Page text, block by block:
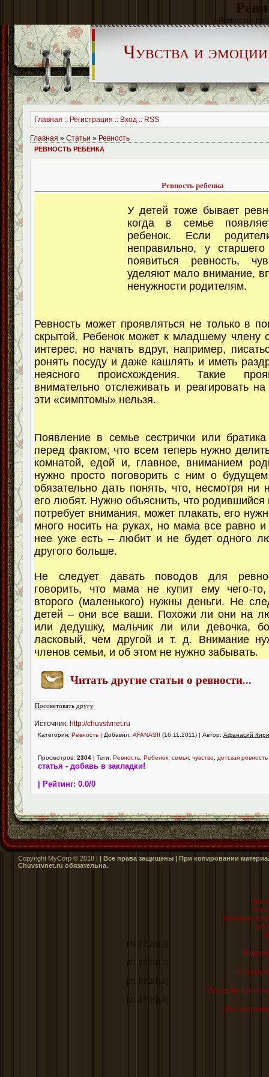
- Ревность -
Чувства и эмоции
Главная :: Регистрация :: Вход :: RSS
Главная » Статьи » Ревность
РЕВНОСТЬ РЕБЕНКА
Ревность ребенка
У детей тоже бывает
когда в семье
ребенок. Если
неправильно, у
появиться ревность,
уделяют мало внимание,
ненужности родителям.
Ревность может проявляться не только в
скрытой. Ребенок может к младшему члену
интерес, но начать вдруг, например,
ронять посуду и даже кашлять и иметь
неясного происхождения. Такие
внимательно отслеживать и реагировать
эти «симптомы» нельзя.
Появление в семье сестрички или братика
перед фактом, что всем теперь нужно
комнатой, едой и, главное, вниманием
нужно просто поговорить с ним о
обязательно дать понять, что, несмотря ни
его любят. Нужно объяснить, что
потребует внимания, может плакать, его
много носить на руках, но мама все равно
нее уже есть – любит и не будет одного
другого больше.
Не следует давать поводов для
говорить, что мама не купит ему чего-
второго (маленького) нужны деньги. Не
детей – они все ваши. Похожи ли они на
или дедушку, мальчик ли или девочка,
ласковый, чем другой и т. д. Внимание
членов семьи, и об этом не нужно забывать.
Читать другие статьи о ревности...
Источник: http://chuvstvnet.ru
Категория: Ревность | Добавил: AFANASII (16.11.2011) | Автор: Афанасий
Просмотров: 2304 | Теги: Ревность Ребенок семья чувство детская ревность
статья - добавь в закладки!
| Рейтинг: 0.0/0
Copyright MyCorp © 2018 | | Все права защищены | При копировании
Сhuvstvnet.ru обязательна.
Как
Как
[01.07.2012]
Когда
[01.07.2012]
Если
[01.07.2012]
Общение как
[01.07.2012]
Как